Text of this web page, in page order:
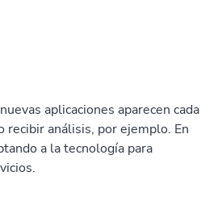
aplicaciones aparecen cada
análisis, por ejemplo. En
a la tecnología para